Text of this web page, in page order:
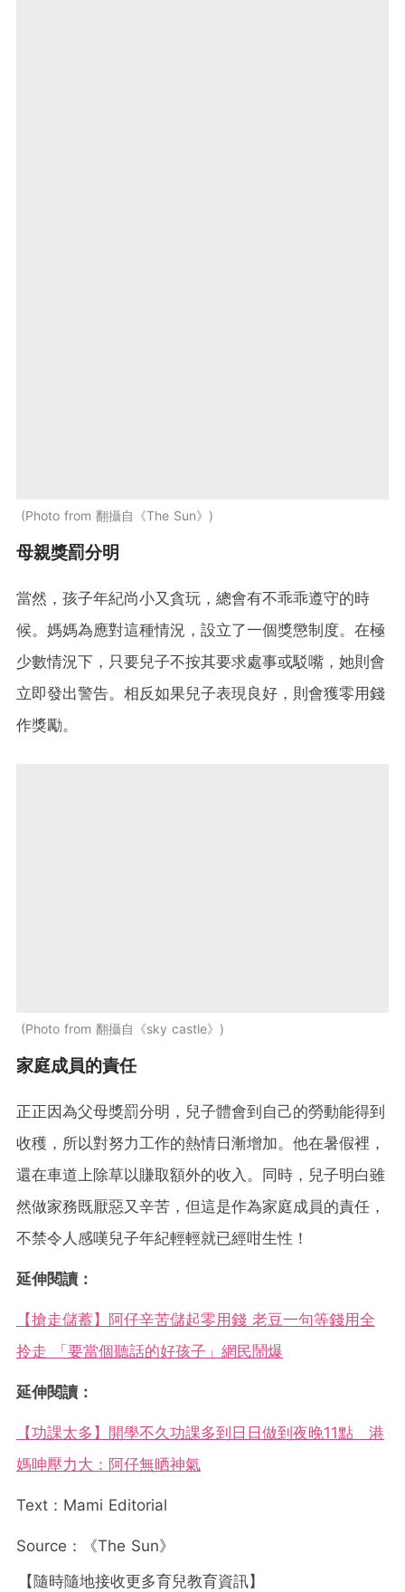
Photo from 翻攝自《The Sun》
母親獎罰分明
當然，孩子年紀尚小又貪玩，總會有不乖乖遵守的時
候。媽媽為應對這種情況，設立了一個獎懲制度。在極
少數情況下，只要兒子不按其要求處事或駁嘴，她則會
立即發出警告。相反如果兒子表現良好，則會獲零用錢
作獎勵。
Photo from 翻攝自《sky castle》
家庭成員的責任
正正因為父母獎罰分明，兒子體會到自己的勞動能得到
收穫，所以對努力工作的熱情日漸增加。他在暑假裡，
還在車道上除草以賺取額外的收入。同時，兒子明白雖
然做家務既厭惡又辛苦，但這是作為家庭成員的責任，
不禁令人感嘆兒子年紀輕輕就已經咁生性！
延伸閱讀：
【搶走儲蓄】阿仔辛苦儲起零用錢 老豆一句等錢用全
拎走 「要當個聽話的好孩子」網民鬧爆
延伸閱讀：
【功課太多】開學不久功課多到日日做到夜晚11點 港
媽呻壓力大：阿仔無晒神氣
Text：Mami Editorial
Source：《The Sun》
【隨時隨地接收更多育兒教育資訊】